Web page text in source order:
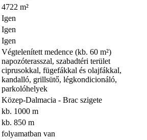
4722 m²
Igen
Igen
Igen
Végtelenített medence (kb. 60 m²)
napozóterasszal, szabadtéri terület
ciprusokkal, fügefákkal és olajfákkal,
kandalló, grillsütő, légkondicionáló,
parkolóhelyek
Közep-Dalmacia - Brac szigete
kb. 1000 m
kb. 850 m
folyamatban van